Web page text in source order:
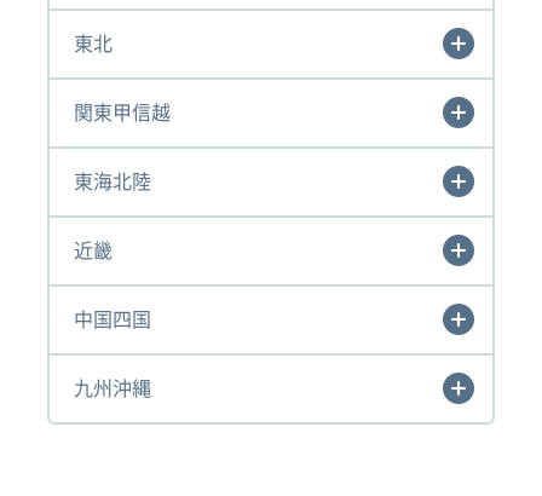
東北
関東甲信越
東海北陸
近畿
中国四国
九州沖縄